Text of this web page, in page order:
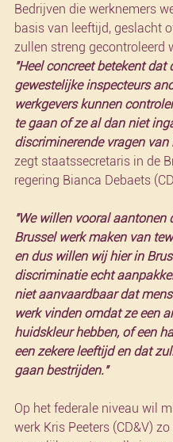
Bedrijven die werknemers
basis van leeftijd, geslacht
zullen streng gecontroleerd
"Heel concreet betekent dat
gewestelijke inspecteurs
werkgevers kunnen
te gaan of ze al dan niet
discriminerende vragen van
zegt staatssecretaris in de
regering Bianca Debaets
"We willen vooral aantonen
Brussel werk maken van
en dus willen wij hier in
discriminatie echt
niet aanvaardbaar dat
werk vinden omdat ze een
huidskleur hebben, of een
een zekere leeftijd en dat
gaan bestrijden."
Op het federale niveau wil
werk Kris Peeters (CD&V)